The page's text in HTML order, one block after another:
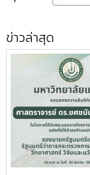
ข่าวล่าสุด